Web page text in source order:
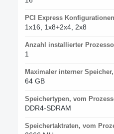
PCI Express Konfigurationen
1x16, 1x8+2x4, 2x8
Anzahl installierter
1
Maximaler interner
64 GB
Speichertypen, vom
DDR4-SDRAM
Speichertaktraten, vom